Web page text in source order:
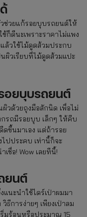
ช่วยแก้รอยบุบรถยนต์ให้
ก็ดีนะเพราะราคาไม่แพง
ล้วใช้ไม้ดูดส้วมประกบ
ผิวเรียบที่ไม้ดูดส้วมแปะ
อยบุบรถยนต์
วด้วยถุงมือสักนิด เพื่อไม่
รถมีรอยบุบ เล็กๆ ให้คีบ
ขึ้นมาเอง แต่ถ้ารอย
ปประคบ เท่านี้ก็จะ
ชื่อ! Wow เลยทีนี้!
ยนต์
นะนำใช้ไดร์เป่าผมมา
ธีการง่ายๆ เพียงเป่าลม
มร้อนหรือประมาณ 15